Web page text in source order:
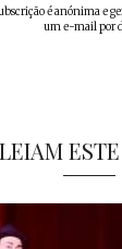
é anónima e
um e-mail por
LEIAM